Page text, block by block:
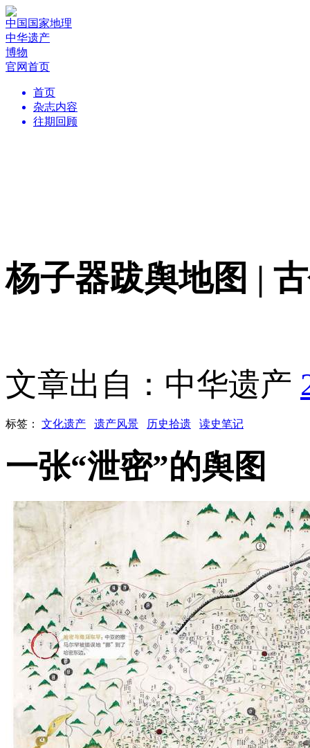
中国国家地理
中华遗产
博物
官网首页
首页
杂志内容
往期回顾
杨子器跋舆地图 |
文章出自：中华遗产
标签： 文化遗产 遗产风景 历史拾遗 读史笔记
一张“泄密”的舆图